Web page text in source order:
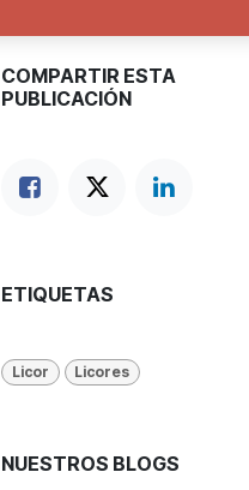
COMPARTIR ESTA
PUBLICACIÓN
ETIQUETAS
Licor Licores
NUESTROS BLOGS